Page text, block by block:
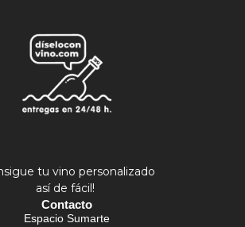
tu vino personalizado
así de fácil!
Contacto
Espacio Sumarte